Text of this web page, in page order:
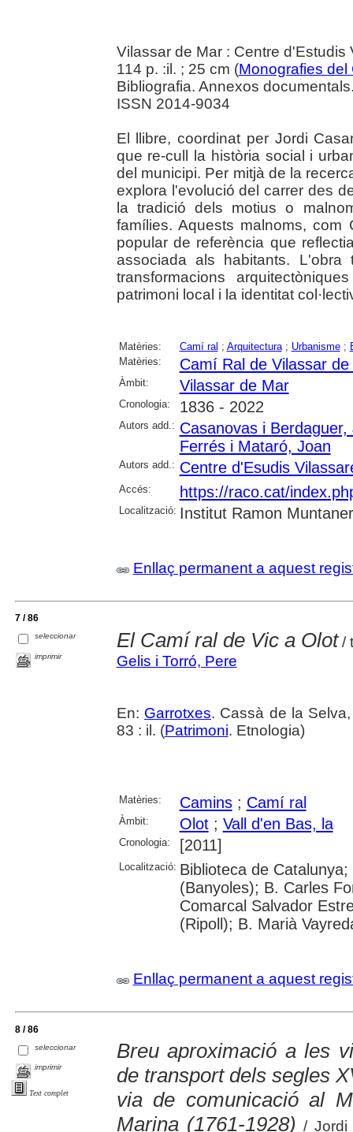
Vilassar de Mar : Centre d'Estudis
114 p. :il. ; 25 cm (Monografies del
Bibliografia. Annexos
ISSN 2014-9034
El llibre, coordinat per Jordi
que re-cull la història social i
del municipi. Per mitjà de la
explora l'evolució del carrer des
la tradició dels motius o
famílies. Aquests malnoms,
popular de referència que
associada als habitants.
transformacions
patrimoni local i la identitat
Matèries: Camí ral ; Arquitectura; Urbanisme;
Matèries:
Camí Ral de Vilassar de
Àmbit: Vilassar de Mar
Cronologia: 1836 - 2022
Autors add.: Casanovas i Berdaguer,
Ferrés i Mataró, Joan
Autors add.: Centre d'Esudis
Accés: https://raco.cat/
Localització: Institut Ramon
Enllaç permanent a aquest
7 / 86
seleccionar
imprimir
El Camí ral de Vic a Olot/
Gelis i Torró, Pere
En: Garrotxes. Cassà de la
83 : il. (Patrimoni. Etnologia)
Matèries: Camins; Camí ral
Àmbit: Olot; Vall d'en Bas, la
Cronologia: [2011]
Localització: Biblioteca de
(Banyoles); B. Carles
Comarcal Salvador
(Ripoll); B. Marià
Enllaç permanent a aquest
8 / 86
seleccionar
imprimir
Text complet
Breu aproximació a les
de transport dels segles
via de comunicació al
Marina (1761-1928) / Jordi